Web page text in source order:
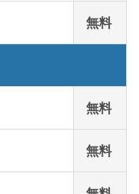
無料
無料
無料